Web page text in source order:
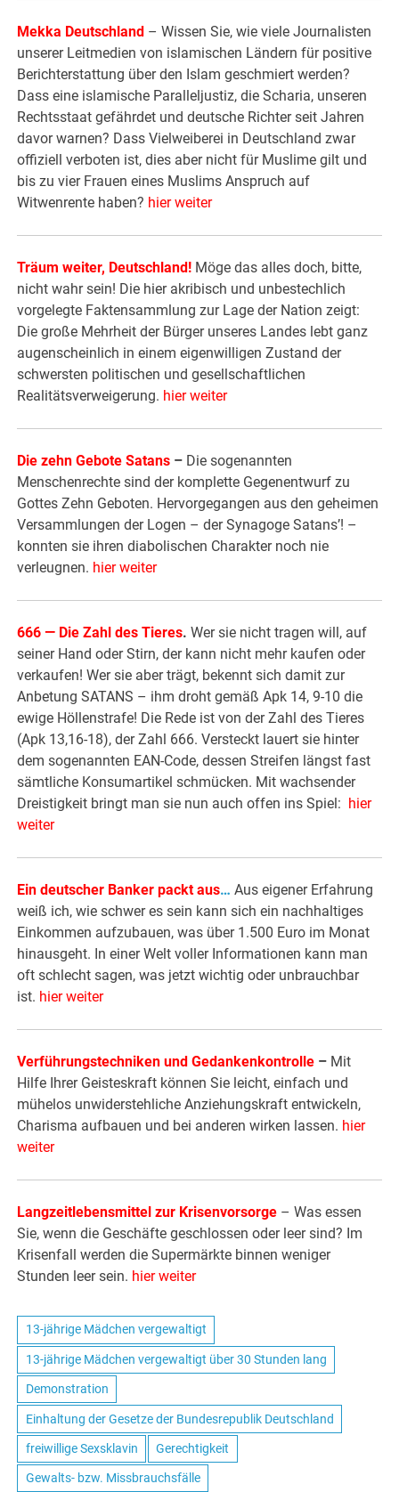
Mekka Deutschland – Wissen Sie, wie viele Journalisten
unserer Leitmedien von islamischen Ländern für positive
Berichterstattung über den Islam geschmiert werden?
Dass eine islamische Paralleljustiz, die Scharia, unseren
Rechtsstaat gefährdet und deutsche Richter seit Jahren
davor warnen? Dass Vielweiberei in Deutschland zwar
offiziell verboten ist, dies aber nicht für Muslime gilt und
bis zu vier Frauen eines Muslims Anspruch auf
Witwenrente haben? hier weiter
Träum weiter, Deutschland! Möge das alles doch, bitte,
nicht wahr sein! Die hier akribisch und unbestechlich
vorgelegte Faktensammlung zur Lage der Nation zeigt:
Die große Mehrheit der Bürger unseres Landes lebt ganz
augenscheinlich in einem eigenwilligen Zustand der
schwersten politischen und gesellschaftlichen
Realitätsverweigerung. hier weiter
Die zehn Gebote Satans – Die sogenannten
Menschenrechte sind der komplette Gegenentwurf zu
Gottes Zehn Geboten. Hervorgegangen aus den geheimen
Versammlungen der Logen – der Synagoge Satans’! –
konnten sie ihren diabolischen Charakter noch nie
verleugnen. hier weiter
666 — Die Zahl des Tieres. Wer sie nicht tragen will, auf
seiner Hand oder Stirn, der kann nicht mehr kaufen oder
verkaufen! Wer sie aber trägt, bekennt sich damit zur
Anbetung SATANS – ihm droht gemäß Apk 14, 9-10 die
ewige Höllenstrafe! Die Rede ist von der Zahl des Tieres
(Apk 13,16-18), der Zahl 666. Versteckt lauert sie hinter
dem sogenannten EAN-Code, dessen Streifen längst fast
sämtliche Konsumartikel schmücken. Mit wachsender
Dreistigkeit bringt man sie nun auch offen ins Spiel: hier
weiter
Ein deutscher Banker packt aus… Aus eigener Erfahrung
weiß ich, wie schwer es sein kann sich ein nachhaltiges
Einkommen aufzubauen, was über 1.500 Euro im Monat
hinausgeht. In einer Welt voller Informationen kann man
oft schlecht sagen, was jetzt wichtig oder unbrauchbar
ist. hier weiter
Verführungstechniken und Gedankenkontrolle – Mit
Hilfe Ihrer Geisteskraft können Sie leicht, einfach und
mühelos unwiderstehliche Anziehungskraft entwickeln,
Charisma aufbauen und bei anderen wirken lassen. hier
weiter
Langzeitlebensmittel zur Krisenvorsorge – Was essen
Sie, wenn die Geschäfte geschlossen oder leer sind? Im
Krisenfall werden die Supermärkte binnen weniger
Stunden leer sein. hier weiter
13-jährige Mädchen vergewaltigt
13-jährige Mädchen vergewaltigt über 30 Stunden lang
Demonstration
Einhaltung der Gesetze der Bundesrepublik Deutschland
freiwillige Sexsklavin Gerechtigkeit
Gewalts- bzw. Missbrauchsfälle